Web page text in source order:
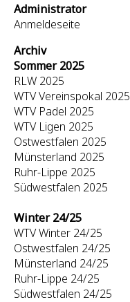
Administrator
Anmeldeseite
Archiv
Sommer 2025
RLW 2025
WTV Vereinspokal 2025
WTV Padel 2025
WTV Ligen 2025
Ostwestfalen 2025
Münsterland 2025
Ruhr-Lippe 2025
Südwestfalen 2025
Winter 24/25
WTV Winter 24/25
Ostwestfalen 24/25
Münsterland 24/25
Ruhr-Lippe 24/25
Südwestfalen 24/25